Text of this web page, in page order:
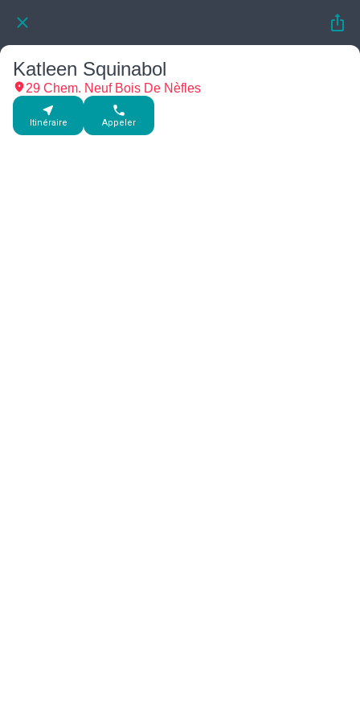
Katleen Squinabol
29 Chem. Neuf Bois De Nèfles
Itinéraire Appeler